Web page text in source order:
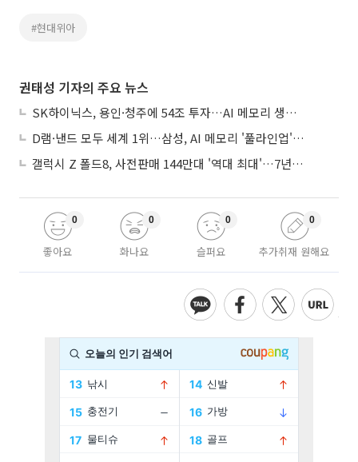
#현대위아
권태성 기자의 주요 뉴스
SK하이닉스, 용인·청주에 54조 투자…AI 메모리 생산기지 키운다
D램·낸드 모두 세계 1위…삼성, AI 메모리 '풀라인업'으로 승부
갤럭시 Z 폴드8, 사전판매 144만대 '역대 최대'…7년만에 갤노트10 기록 넘어
좋아요
0
화나요
0
슬퍼요
0
추가취재 원해요
0